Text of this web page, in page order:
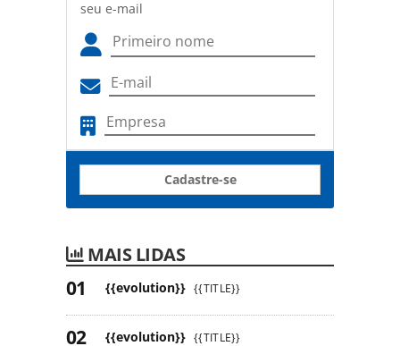
seu e-mail
Cadastre-se
MAIS LIDAS
{{evolution}} {{TITLE}}
{{evolution}} {{TITLE}}